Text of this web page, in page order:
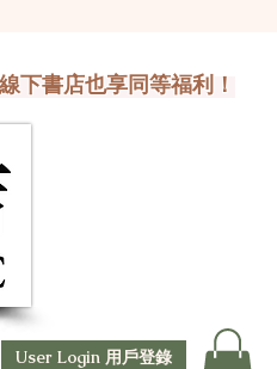
下書店也享同等福利！
User Login 用戶登錄